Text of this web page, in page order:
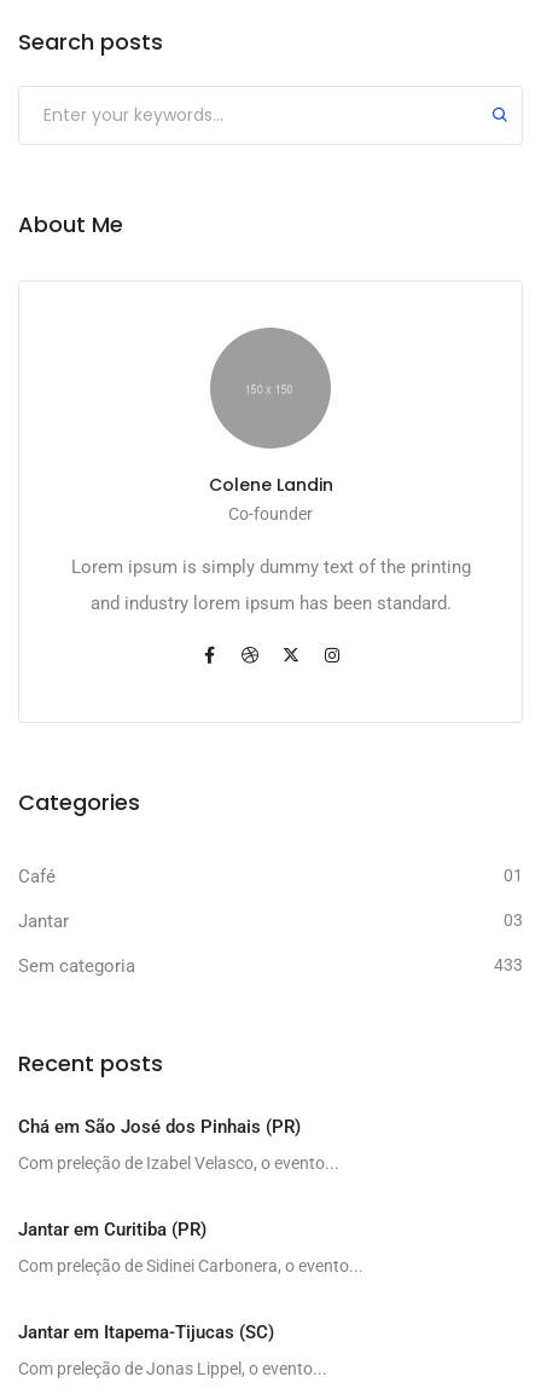
Search posts
Submit
About Me
Colene Landin
Co-founder
Lorem ipsum is simply dummy text of the printing
and industry lorem ipsum has been standard.
Categories
Café 01
Jantar 03
Sem categoria 433
Recent posts
Chá em São José dos Pinhais (PR)
Com preleção de Izabel Velasco, o evento...
Jantar em Curitiba (PR)
Com preleção de Sidinei Carbonera, o evento...
Jantar em Itapema-Tijucas (SC)
Com preleção de Jonas Lippel, o evento...